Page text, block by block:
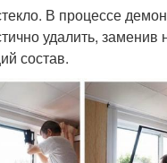
В процессе
удалить, заменив
состав.